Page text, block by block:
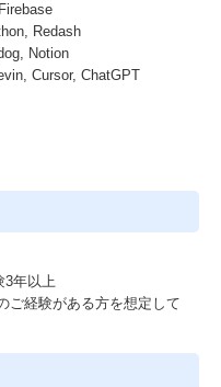
Redash
Notion
Cursor, ChatGPT
3年以上
ご経験がある方を想定して